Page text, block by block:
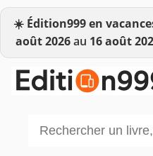
☀️ Édition999 en
août 2026au 16 août